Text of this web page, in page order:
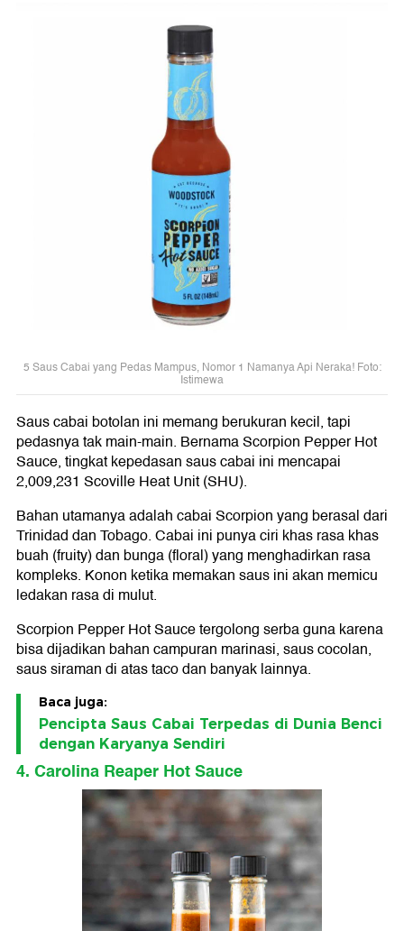
5 Saus Cabai yang Pedas Mampus, Nomor 1 Namanya Api Neraka! Foto:
Istimewa
Saus cabai botolan ini memang berukuran kecil, tapi
pedasnya tak main-main. Bernama Scorpion Pepper Hot
Sauce, tingkat kepedasan saus cabai ini mencapai
2,009,231 Scoville Heat Unit (SHU).
Bahan utamanya adalah cabai Scorpion yang berasal dari
Trinidad dan Tobago. Cabai ini punya ciri khas rasa khas
buah (fruity) dan bunga (floral) yang menghadirkan rasa
kompleks. Konon ketika memakan saus ini akan memicu
ledakan rasa di mulut.
Scorpion Pepper Hot Sauce tergolong serba guna karena
bisa dijadikan bahan campuran marinasi, saus cocolan,
saus siraman di atas taco dan banyak lainnya.
Baca juga:
Pencipta Saus Cabai Terpedas di Dunia Benci
dengan Karyanya Sendiri
4. Carolina Reaper Hot Sauce